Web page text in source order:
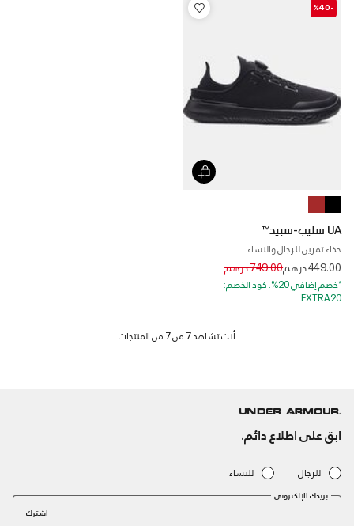
-%40
UA سليب-سبيد™
حذاء تمرين للرجال والنساء
449.00 درهم Price reduced from
749.00 درهم to
*خصم إضافي 20%. كود الخصم:
EXTRA20
ابق على اطلاع دائم.
للرجال للنساء
بريدك الإلكتروني
اشترك